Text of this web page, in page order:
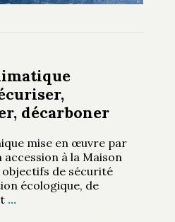
décarboner
mise en œuvre par
accession à la Maison
de sécurité
écologique, de
…